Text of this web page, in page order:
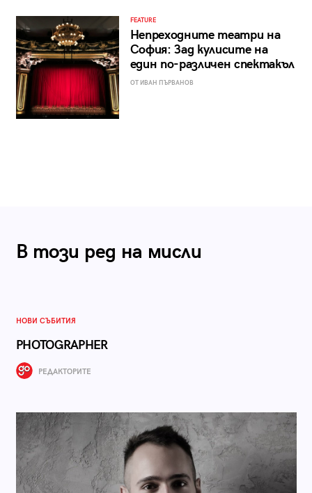
FEATURE
Непреходните театри на
София: Зад кулисите на
един по-различен спектакъл
ОТ ИВАН ПЪРВАНОВ
В този ред на мисли
НОВИ СЪБИТИЯ
PHOTOGRAPHER
РЕДАКТОРИТЕ